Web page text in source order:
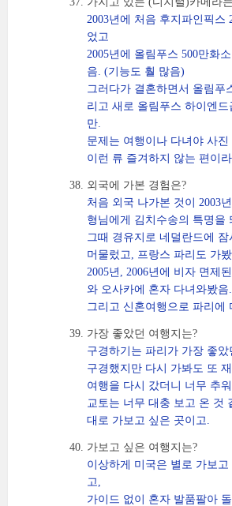
2003년에 처음 후지파인픽스
었고
2005년에 올림푸스 500만화
음. (기능도 훨 많음)
그러다가 결혼하면서 올림푸
리고 새로 올림푸스 하이엔드
만.
문제는 여행이나 다녀야 사
이런 류 즐겨하지 않는 편이
외국에 가본 경험은?
처음 외국 나가본 것이 2003
형님에게 김치수송의 특명을
그때 경유지로 네덜란드에 잠
머물렀고, 프랑스 파리도 가
2005년, 2006년에 비자 면제
와 오사카에 혼자 다녀와봤음.
그리고 신혼여행으로 파리에
가장 좋았던 여행지는?
구경하기는 파리가 가장 좋
구경했지만 다시 가봐도 또
여행을 다시 갔더니 너무 추
교토는 너무 대충 보고 온 것
대로 가보고 싶은 곳이고.
가보고 싶은 여행지는?
이상하게 미국은 별로 가보
고,
가이드 없이 혼자 발품팔아